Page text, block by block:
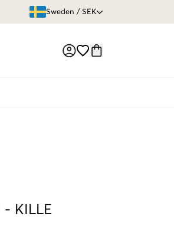
Sweden / SEK
- KILLE